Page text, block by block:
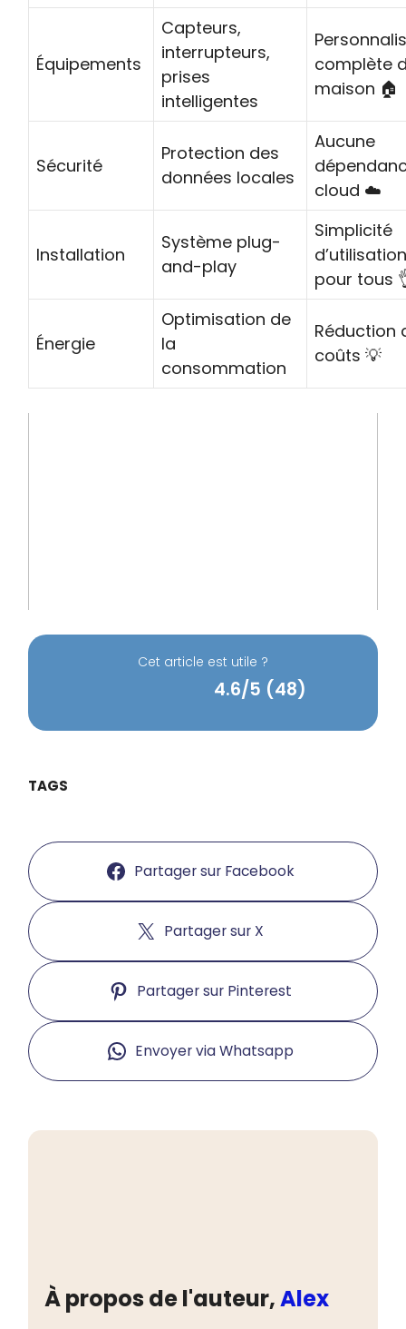
Équipements
Capteurs,
interrupteurs,
prises
intelligentes
complète
maison 🏠
Sécurité
Protection des
données locales
Aucune
cloud ☁️
Installation
Système plug-
and-play
Simplicité
pour tous
Énergie
Optimisation de
la
consommation
Réduction
coûts 💡
Cet article est utile ?
4.6/5 (48)
TAGS
Partager sur Facebook
Partager sur X
Partager sur Pinterest
Envoyer via Whatsapp
À propos de l'auteur,Alex